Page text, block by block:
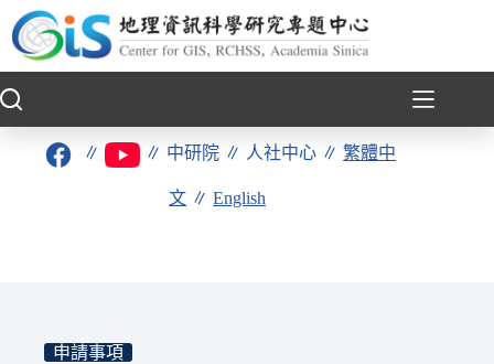
至
要
∥ ∥ 中研院 ∥ 人社中心 ∥繁體中
文 ∥English
申請事項